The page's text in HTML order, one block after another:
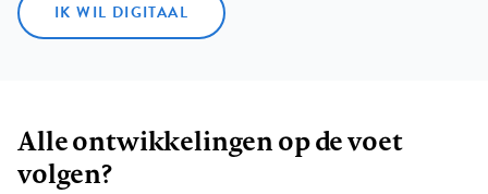
IK WIL DIGITAAL
Alle ontwikkelingen op de voet
volgen?